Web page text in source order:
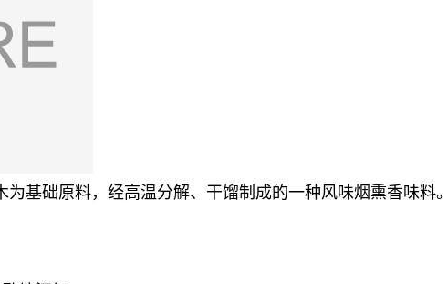
基础原料，经高温分解、干馏制成的一种风味烟熏香味料